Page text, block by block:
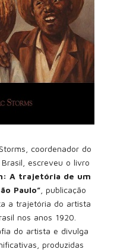
coordenador do
escreveu o livro
A trajetória de um
Paulo” , publicação
a trajetória do artista
nos anos 1920.
do artista e divulga
produzidas